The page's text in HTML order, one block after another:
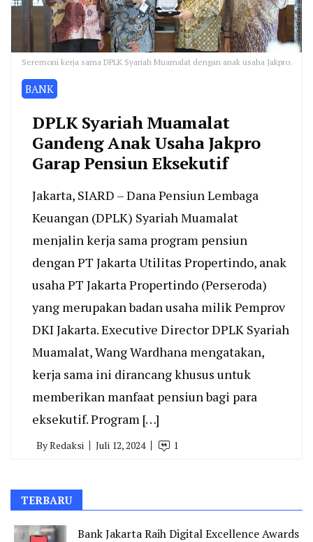
Seremoni kerja sama DPLK Syariah Muamalat dengan anak usaha Jakpro.
BANK
DPLK Syariah Muamalat
Gandeng Anak Usaha Jakpro
Garap Pensiun Eksekutif
Jakarta, SIARD – Dana Pensiun Lembaga
Keuangan (DPLK) Syariah Muamalat
menjalin kerja sama program pensiun
dengan PT Jakarta Utilitas Propertindo, anak
usaha PT Jakarta Propertindo (Perseroda)
yang merupakan badan usaha milik Pemprov
DKI Jakarta. Executive Director DPLK Syariah
Muamalat, Wang Wardhana mengatakan,
kerja sama ini dirancang khusus untuk
memberikan manfaat pensiun bagi para
eksekutif. Program […]
ByRedaksi Juli 12, 2024 1
TERBARU
Bank Jakarta Raih Digital Excellence Awards